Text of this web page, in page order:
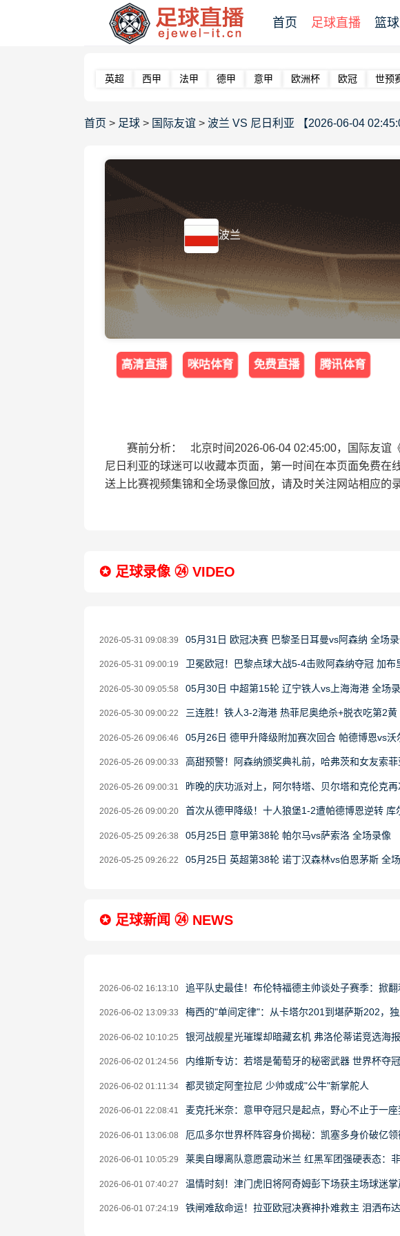
首页 足球直播 篮
英超 西甲 法甲 德甲 意甲 欧洲杯 欧冠 世预
首页 > 足球 > 国际友谊 > 波兰 VS 尼日利亚 【2026-06-04
波兰
高清直播 咪咕体育 免费直播 腾讯体育
赛前分析： 北京时间2026-06-04 02:45:00，国际友谊
尼日利亚的球迷可以收藏本页面，第一时间在本页面免费
送上比赛视频集锦和全场录像回放，请及时关注网站相应的
✪ 足球录像 ㉔ VIDEO
2026-05-31 09:08:39 05月31日 欧冠决赛 巴黎圣日耳曼vs阿森纳 全场
2026-05-31 09:00:19 卫冕欧冠！巴黎点球大战5-4击败阿森纳夺冠 加布
2026-05-30 09:05:58 05月30日 中超第15轮 辽宁铁人vs上海海港 全场
2026-05-30 09:00:22 三连胜！铁人3-2海港 热菲尼奥绝杀+脱衣吃第2
2026-05-26 09:06:46 05月26日 德甲升降级附加赛次回合 帕德博恩vs沃
2026-05-26 09:00:33 高甜预警！阿森纳颁奖典礼前，哈弗茨和女友索
2026-05-26 09:00:31 昨晚的庆功派对上，阿尔特塔、贝尔塔和克伦克
2026-05-26 09:00:20 首次从德甲降级！十人狼堡1-2遭帕德博恩逆转 库
2026-05-25 09:26:38 05月25日 意甲第38轮 帕尔马vs萨索洛 全场录像
2026-05-25 09:26:22 05月25日 英超第38轮 诺丁汉森林vs伯恩茅斯 全
✪ 足球新闻 ㉔ NEWS
2026-06-02 16:13:10 追平队史最佳！布伦特福德主帅谈处子赛季：掀
2026-06-02 13:09:33 梅西的"单间定律"：从卡塔尔201到堪萨斯202，
2026-06-02 10:10:25 银河战舰星光璀璨却暗藏玄机 弗洛伦蒂诺竞选海
2026-06-02 01:24:56 内维斯专访：若塔是葡萄牙的秘密武器 世界杯夺
2026-06-02 01:11:34 都灵锁定阿奎拉尼 少帅或成"公牛"新掌舵人
2026-06-01 22:08:41 麦克托米奈：意甲夺冠只是起点，野心不止于一座
2026-06-01 13:06:08 厄瓜多尔世界杯阵容身价揭秘：凯塞多身价破亿
2026-06-01 10:05:29 莱奥自曝离队意愿震动米兰 红黑军团强硬表态：
2026-06-01 07:40:27 温情时刻！津门虎旧将阿奇姆彭下场获主场球迷
2026-06-01 07:24:19 铁闸难敌命运！拉亚欧冠决赛神扑难救主 泪洒布